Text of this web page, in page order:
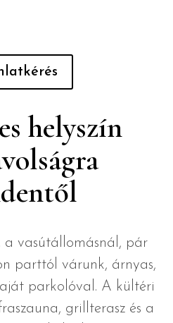
helyszín
vasútállomásnál, pár
parttól várunk, árnyas,
parkolóval. A kültéri
grillterasz és a